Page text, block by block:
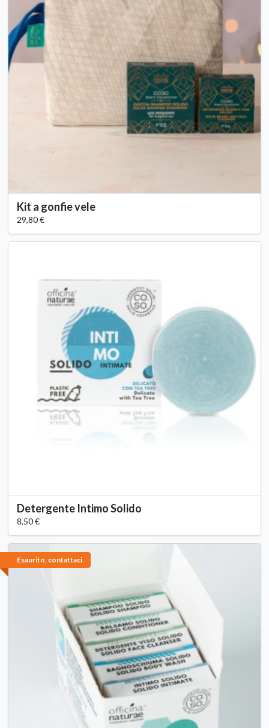
Kit a gonfie vele
29,80 €
Detergente Intimo Solido
8,50 €
Esaurito, contattaci